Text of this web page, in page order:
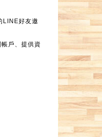
LINE好友邀
戶、提供資